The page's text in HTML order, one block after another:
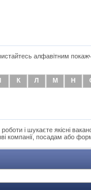
алфавітним
І К Л М Н
і шукаєте якісні
компанії, посадам або